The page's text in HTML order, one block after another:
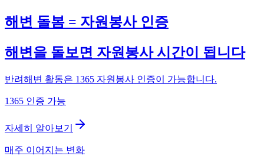
해변 돌봄 = 자원봉사 인증
해변을 돌보면 자원봉사 시간이 됩니다
반려해변 활동은 1365 자원봉사 인증이 가능합니다.
1365 인증 가능
자세히 알아보기
매주 이어지는 변화